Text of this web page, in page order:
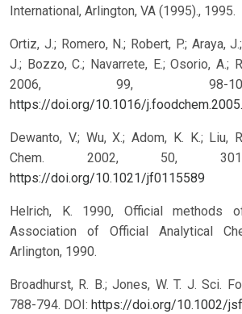
International, Arlington, VA (1995)., 1995.
Ortiz, J.; Romero, N.; Robert, P.; Araya,
J.; Bozzo, C.; Navarrete, E.; Osorio, A.;
2006, 99, 98-
https://doi.org/10.1016/
Dewanto, V.; Wu, X.; Adom, K. K.; Liu,
Chem. 2002, 50,
https://doi.org/10.1021/jf0115589
Helrich, K. 1990, Official methods
Association of Official Analytical
Arlington, 1990.
Broadhurst, R. B.; Jones, W. T. J. Sci.
788-794. DOI: https://doi.org/10.1002/